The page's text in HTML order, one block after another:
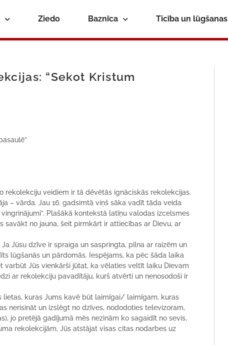
Ziedo Baznīca Ticība un lūgšanas
“Sekot Kristum
rekolekciju veidiem ir tā dēvētās ignāciskās rekolekcijas.
– vārda. Jau 16. gadsimtā viņš sāka vadīt tāda veida
Plašākā kontekstā latīņu valodas izcelsmes
savākt no jauna, šeit pirmkārt ir attiecības ar Dievu, ar
Ja Jūsu dzīve ir spraiga un saspringta, pilna ar raizēm un
lūgšanās un pārdomās. Iespējams, ka pēc šāda laika
varbūt Jūs vienkārši jūtat, ka vēlaties veltīt laiku Dievam
ar rekolekciju pavadītāju, kurš atvērti un nenosodoši ir
lietas, kuras Jums kavē būt laimīgai/ laimīgam, kuras
nerisināt un izslēgt no dzīves, nododoties televizoram,
jo pretējā gadījumā mēs nezinām ko sagaidīt no sevis,
rekolekcijām, Jūs atstājat visas citas nodarbes uz